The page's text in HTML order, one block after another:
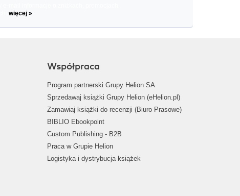
więcej »
Współpraca
Program partnerski Grupy Helion SA
Sprzedawaj książki Grupy Helion (eHelion.pl)
Zamawiaj książki do recenzji (Biuro Prasowe)
BIBLIO Ebookpoint
Custom Publishing - B2B
Praca w Grupie Helion
Logistyka i dystrybucja książek